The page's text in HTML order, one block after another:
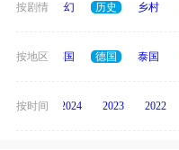
按剧情
动作 奇幻 历史 乡村
按地区
日本 韩国 德国 泰国
按时间
2025 2024 2023 2022